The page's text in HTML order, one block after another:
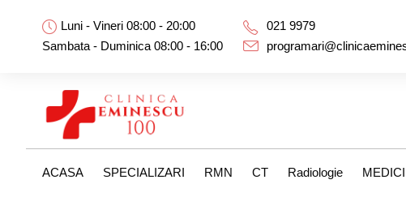
Luni - Vineri 08:00 - 20:00
Sambata - Duminica 08:00 - 16:00
021 9979
ACASA SPECIALIZARI RMN CT Radiologie MEDICI